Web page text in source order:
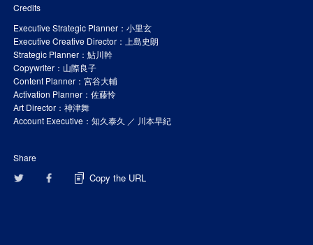
Credits
Executive Strategic Planner：小里玄
Executive Creative Director：上島史朗
Strategic Planner：鮎川幹
Copywriter：山際良子
Content Planner：宮谷大輔
Activation Planner：佐藤怜
Art Director：神津舞
Account Executive：知久泰久 ／ 川本早紀
Share
Copy the URL